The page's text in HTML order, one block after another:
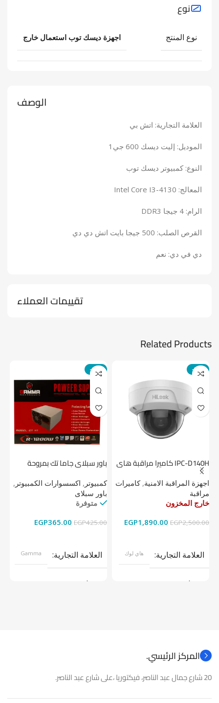
الوصف
العلامة التجارية: اتش بي
الموديل: إليت ديسك 600 جي1
النوع: كمبيوتر ديسك توب
المعالج: Intel Core I3-4130
الرام: 4 جيجا DDR3
القرص الصلب: 500 جيجا بايت اتش دي دي
دي في دي: نعم
نوع
نوع المنتج اجهزة ديسك توب استعمال خارج
تقييمات العملاء
Related Products
-24%
IPC-D140H كاميرا مراقبة هاى
لوك داخلية 4 ميجا
اجهزة المراقبة الامنية,كاميرات
مراقبة
خارج المخزون
EGP2,500.00
EGP1,890.00
العلامة التجارية هاي لوك
موديل
-14%
باور سبلاي جاما تك بمروحة
كمبيوتر , اكسسوارات الكمبيوتر ,
باور سبلاى
متوفرة
EGP425.00
EGP365.00
العلامة التجارية Gamma
موديل
المركز الرئيسي.
20 شارع جمال عبد الناصر، فيكتوريا ،على شارع عبد الناصر.